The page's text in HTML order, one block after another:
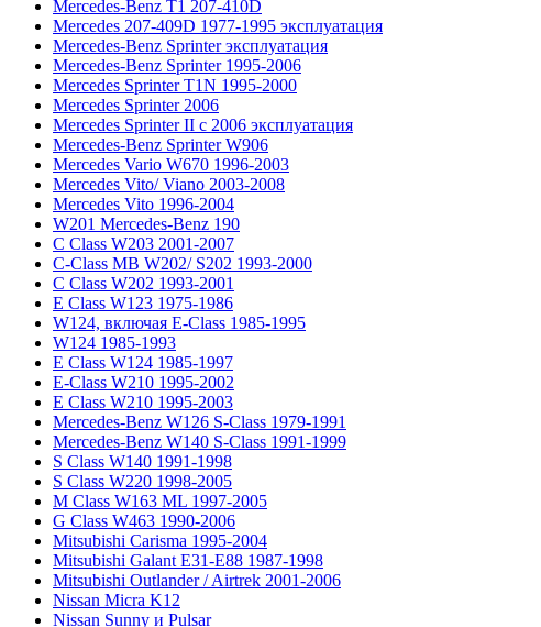
Mercedes-Benz T1 207-410D
Mercedes 207-409D 1977-1995 эксплуатация
Mercedes-Benz Sprinter эксплуатация
Mercedes-Benz Sprinter 1995-2006
Mercedes Sprinter T1N 1995-2000
Mercedes Sprinter 2006
Mercedes Sprinter II с 2006 эксплуатация
Mercedes-Benz Sprinter W906
Mercedes Vario W670 1996-2003
Mercedes Vito/ Viano 2003-2008
Mercedes Vito 1996-2004
W201 Mercedes-Benz 190
C Class W203 2001-2007
C-Class MB W202/ S202 1993-2000
C Class W202 1993-2001
E Class W123 1975-1986
W124, включая E-Class 1985-1995
W124 1985-1993
E Class W124 1985-1997
E-Class W210 1995-2002
E Class W210 1995-2003
Mercedes-Benz W126 S-Class 1979-1991
Mercedes-Benz W140 S-Class 1991-1999
S Class W140 1991-1998
S Class W220 1998-2005
M Class W163 ML 1997-2005
G Class W463 1990-2006
Mitsubishi Carisma 1995-2004
Mitsubishi Galant E31-E88 1987-1998
Mitsubishi Outlander / Airtrek 2001-2006
Nissan Micra K12
Nissan Sunny и Pulsar